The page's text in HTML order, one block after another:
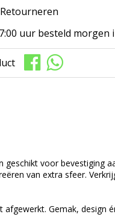
Retourneren
uur besteld morgen
geschikt voor bevestiging
van extra sfeer.
Gemak, design